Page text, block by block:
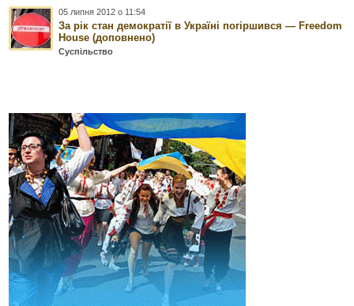
05 липня 2012 о 11:54
За рік стан демократії в Україні погіршився — Freedom
House (доповнено)
Суспільство